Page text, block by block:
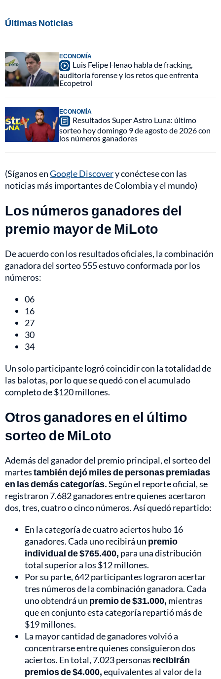
Últimas Noticias
ECONOMÍA
Luis Felipe Henao habla de fracking,
auditoría forense y los retos que enfrenta
Ecopetrol
ECONOMÍA
Resultados Super Astro Luna: último
sorteo hoy domingo 9 de agosto de 2026 con
los números ganadores
(Síganos enGoogle Discovery conéctese con las
noticias más importantes de Colombia y el mundo)
Los números ganadores del
premio mayor de MiLoto
De acuerdo con los resultados oficiales, la combinación
ganadora del sorteo 555 estuvo conformada por los
números:
06
16
27
30
34
Un solo participante logró coincidir con la totalidad de
las balotas, por lo que se quedó con el acumulado
completo de $120 millones.
Otros ganadores en el último
sorteo de MiLoto
Además del ganador del premio principal, el sorteo del
martestambién dejó miles de personas premiadas
en las demás categorías.Según el reporte oficial, se
registraron 7.682 ganadores entre quienes acertaron
dos, tres, cuatro o cinco números. Así quedó repartido:
En la categoría de cuatro aciertos hubo 16
ganadores. Cada uno recibirá un premio
individual de $765.400, para una distribución
total superior a los $12 millones.
Por su parte, 642 participantes lograron acertar
tres números de la combinación ganadora. Cada
uno obtendrá un premio de $31.000, mientras
que en conjunto esta categoría repartió más de
$19 millones.
La mayor cantidad de ganadores volvió a
concentrarse entre quienes consiguieron dos
aciertos. En total, 7.023 personas recibirán
premios de $4.000,equivalentes al valor de la